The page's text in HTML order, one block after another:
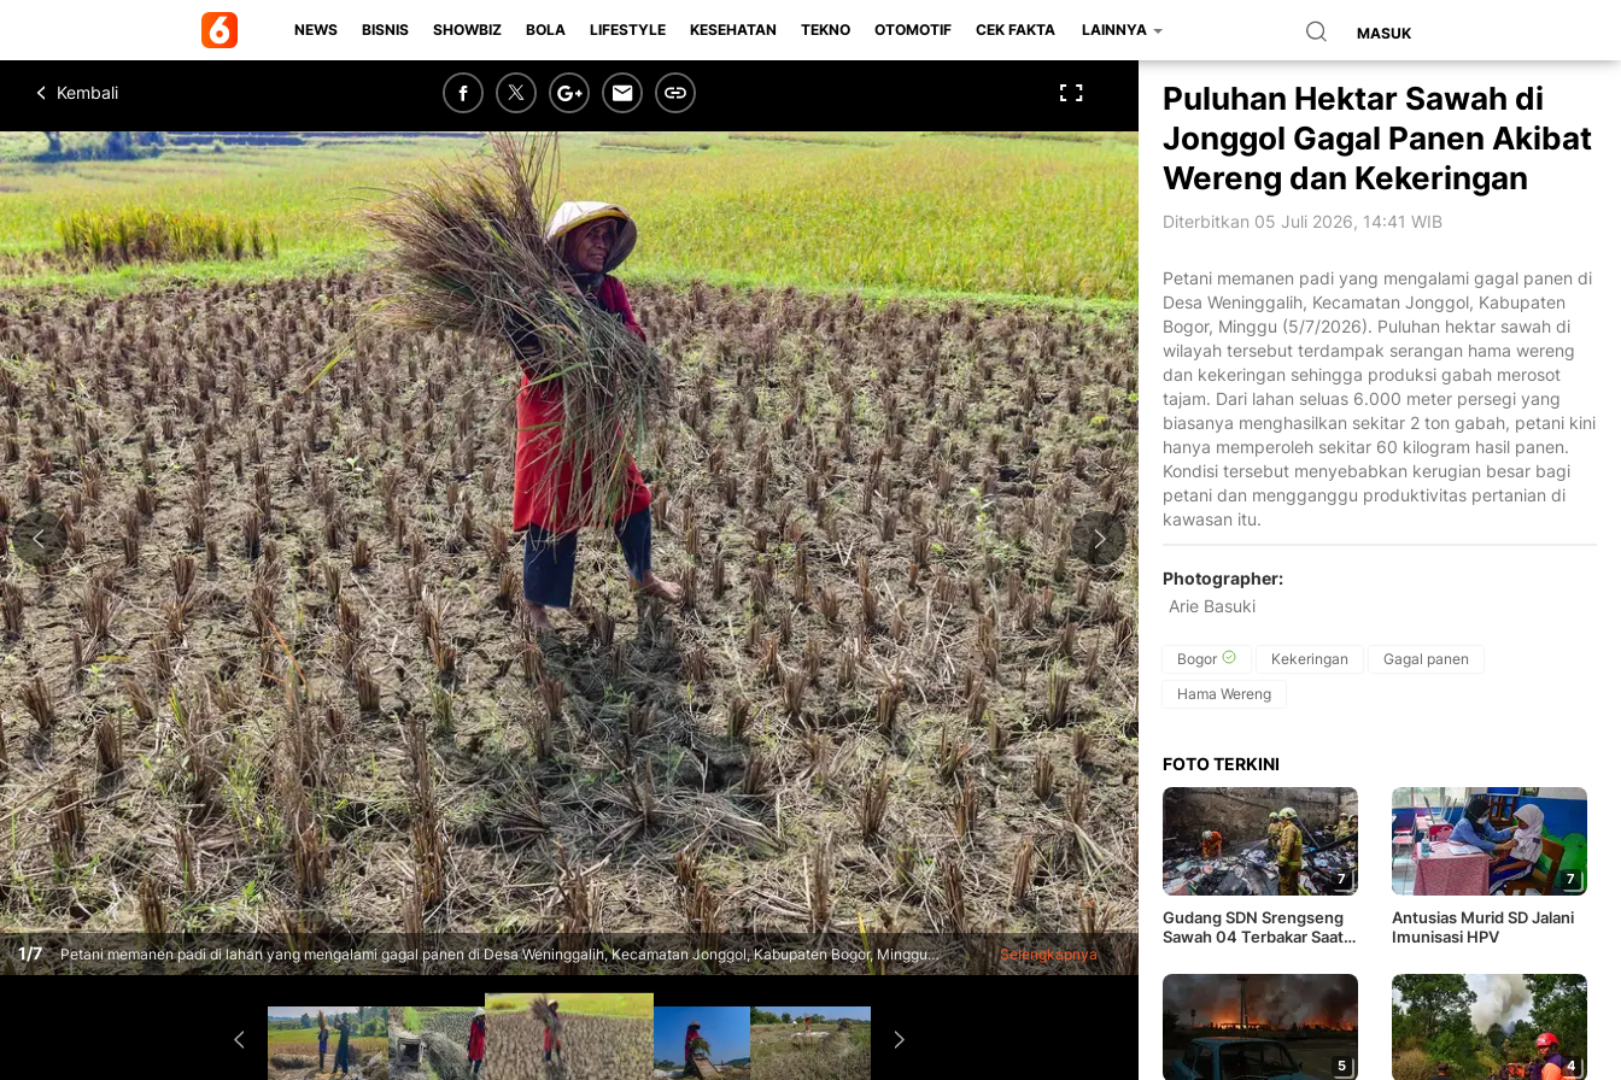
NEWS BISNIS SHOWBIZ BOLA LIFESTYLE KESEHATAN TEKNO OTOMOTIF CEK FAKTA LAINNYA MASUK
1/7
Petani memanen padi di lahan yang mengalami gagal panen di Desa Weninggalih, Kecamatan Jonggol, Kabupaten Bogor, Minggu
(5/7/2026). (Merdeka.com/ Arie Basuki)
Selengkapnya
1/7
Petani memanen padi di lahan yang mengalami gagal panen
Puluhan Hektar Sawah di
Jonggol Gagal Panen Akibat
Wereng dan Kekeringan
Diterbitkan 05 Juli 2026, 14:41 WIB
Petani memanen padi yang mengalami gagal panen di
Desa Weninggalih, Kecamatan Jonggol, Kabupaten
Bogor, Minggu (5/7/2026). Puluhan hektar sawah di
wilayah tersebut terdampak serangan hama wereng
dan kekeringan sehingga produksi gabah merosot
tajam. Dari lahan seluas 6.000 meter persegi yang
biasanya menghasilkan sekitar 2 ton gabah, petani kini
hanya memperoleh sekitar 60 kilogram hasil panen.
Kondisi tersebut menyebabkan kerugian besar bagi
petani dan mengganggu produktivitas pertanian di
kawasan itu.
Photographer:
Arie Basuki
Bogor Kekeringan
Gagal panen
Hama Wereng
FOTO TERKINI
7
Gudang SDN Srengseng
Sawah 04 Terbakar Saat
7
Antusias Murid SD Jalani
Imunisasi HPV
5 4